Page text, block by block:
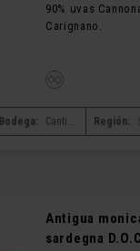
90% uvas
Carignano.
Bodega: Cantina santadi Región:
Antigua
sardegna